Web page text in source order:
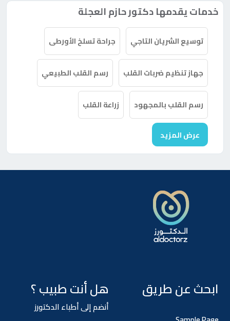
خدمات يقدمها دكتور حازم العجلة
توسيع الشريان التاجي جراحة تسلخ الأورطى
جهاز تنظيم ضربات القلب رسم القلب الطبيعي
رسم القلب بالمجهود زراعة القلب
عرض المزيد
ابحث عن طريق هل أنت طبيب ؟
أنضم إلى أطباء الدكتورز